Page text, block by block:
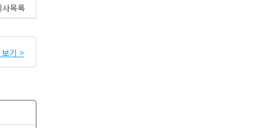
사목록
기 >